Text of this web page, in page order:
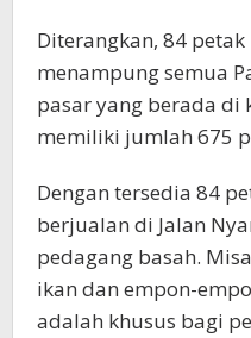
Diterangkan, 84
menampung semua
pasar yang berada di
memiliki jumlah 675
Dengan tersedia 84
berjualan di Jalan
pedagang basah.
ikan dan empon-
adalah khusus bagi